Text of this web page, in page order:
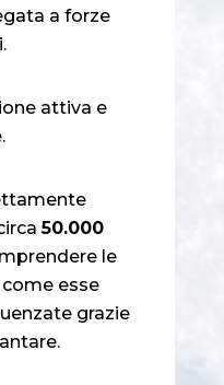
a forze
attiva e
50.000
le
esse
grazie